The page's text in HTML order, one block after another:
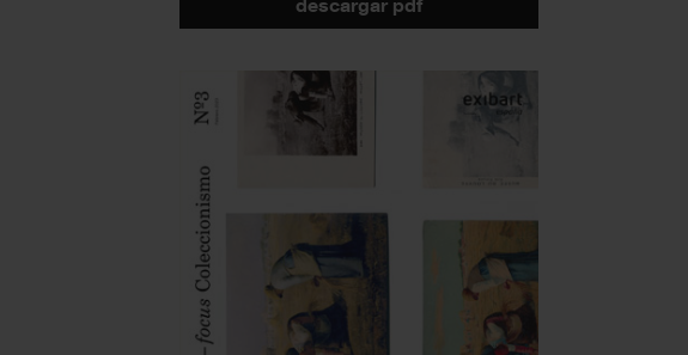
descargar pdf